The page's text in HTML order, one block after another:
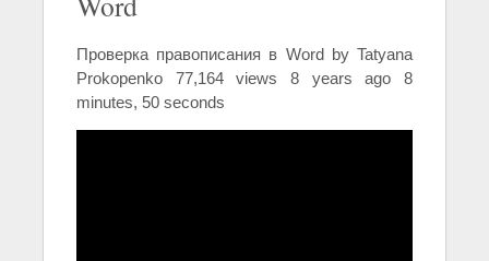
Проверка правописания в Word by Tatyana
Prokopenko 77,164 views 8 years ago 8
minutes, 50 seconds